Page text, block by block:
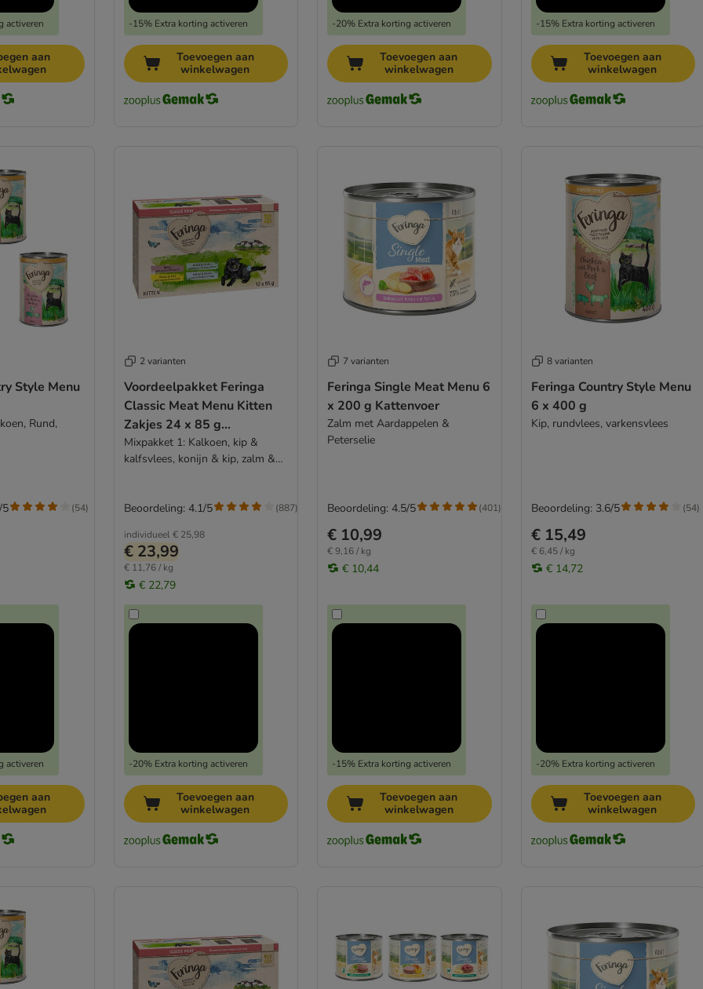
activeren
aan
-15% Extra korting activeren
Toevoegen aan
winkelwagen
-20% Extra korting activeren
Toevoegen aan
winkelwagen
-15% Extra korting activeren
Toevoegen aan
winkelwagen
Style Menu
Rund,
activeren
5 (54)
aan
2 varianten
Voordeelpakket Feringa
Classic Meat Menu Kitten
Zakjes 24 x 85 g
Kattenvoer
Mixpakket 1: Kalkoen, kip &
kalfsvlees, konijn & kip, zalm &
individueel € 25,98
€ 23,99
€ 11,76 / kg
€ 22,79
-20% Extra korting activeren
Beoordeling: 4.1/5 (887)
Toevoegen aan
winkelwagen
7 varianten
Feringa Single Meat Menu 6
x 200 g Kattenvoer
Zalm met Aardappelen &
Peterselie
€ 10,99
€ 9,16 / kg
€ 10,44
-15% Extra korting activeren
Beoordeling: 4.5/5 (401)
Toevoegen aan
winkelwagen
8 varianten
Feringa Country Style Menu
6 x 400 g
Kip, rundvlees, varkensvlees
€ 15,49
€ 6,45 / kg
€ 14,72
-20% Extra korting activeren
Beoordeling: 3.6/5 (54)
Toevoegen aan
winkelwagen